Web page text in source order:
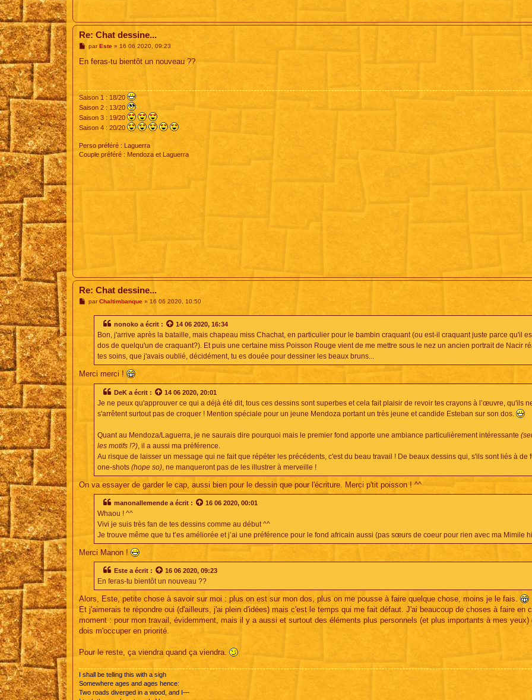
Re: Chat dessine...
M
s
parEste» 16 06 2020, 09:23
En feras-tu bientôt un nouveau ??
Saison 1 : 18/20
Saison 2 : 13/20
Saison 3 : 19/20
Saison 4 : 20/20
Perso préféré : Laguerra
Couple préféré : Mendoza et Laguerra
Re: Chat dessine...
MparChaltimbanque» 16 06 2020, 10:50
nonoko a écrit : 14 06 2020, 16:34
Bon, j'arrive après la bataille, mais chapeau miss Chachat, en particulier pour le bambin craquant (ou est-il craquant juste parce qu'il
dos de quelqu'un de craquant?). Et puis une certaine miss Poisson Rouge vient de me mettre sous le nez un ancien portrait de Nacir
tes soins, que j'avais oublié, décidément, tu es douée pour dessiner les beaux bruns...
Merci merci !
DeK a écrit : 14 06 2020, 20:01
Je ne peux qu'approuver ce qui a déjà été dit, tous ces dessins sont superbes et cela fait plaisir de revoir tes crayons à l’œuvre, qu'ils
s'arrêtent surtout pas de croquer ! Mention spéciale pour un jeune Mendoza portant un très jeune et candide Esteban sur son dos.
Quant au Mendoza/Laguerra, je ne saurais dire pourquoi mais le premier fond apporte une ambiance particulièrement intéressante
les motifs !?) , il a aussi ma préférence.
Au risque de laisser un message qui ne fait que répéter les précédents, c'est du beau travail ! De beaux dessins qui, s'ils sont liés à de
one-shots (hope so) , ne manqueront pas de les illustrer à merveille !
On va essayer de garder le cap, aussi bien pour le dessin que pour l'écriture. Merci p'tit poisson ! ^^
manonallemende a écrit : 16 06 2020, 00:01
Whaou ! ^^
Vivi je suis très fan de tes dessins comme au début ^^
Je trouve même que tu t’es améliorée et j’ai une préférence pour le fond africain aussi (pas sœurs de coeur pour rien avec ma Mimile
Merci Manon !
Este a écrit : 16 06 2020, 09:23
En feras-tu bientôt un nouveau ??
Alors, Este, petite chose à savoir sur moi : plus on est sur mon dos, plus on me pousse à faire quelque chose, moins je le fais.
Et j'aimerais te répondre oui (d'ailleurs, j'ai plein d'idées) mais c'est le temps qui me fait défaut. J'ai beaucoup de choses à faire en
moment : pour mon travail, évidemment, mais il y a aussi et surtout des éléments plus personnels (et plus importants à mes yeux)
dois m'occuper en priorité.
Pour le reste, ça viendra quand ça viendra.
I shall be telling this with a sigh
Somewhere ages and ages hence:
Two roads diverged in a wood, and I—